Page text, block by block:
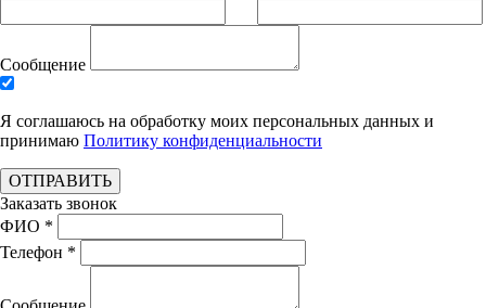
Сообщение
Я соглашаюсь на обработку моих персональных данных и
принимаю Политику конфиденциальности
ОТПРАВИТЬ
Заказать звонок
ФИО *
Телефон *